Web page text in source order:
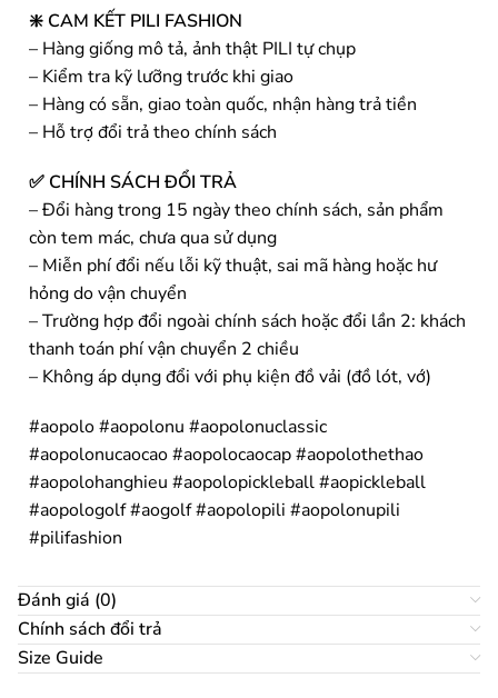
❇️ CAM KẾT PILI FASHION
– Hàng giống mô tả, ảnh thật PILI tự chụp
– Kiểm tra kỹ lưỡng trước khi giao
– Hàng có sẵn, giao toàn quốc, nhận hàng trả tiền
– Hỗ trợ đổi trả theo chính sách
✅ CHÍNH SÁCH ĐỔI TRẢ
– Đổi hàng trong 15 ngày theo chính sách, sản phẩm
còn tem mác, chưa qua sử dụng
– Miễn phí đổi nếu lỗi kỹ thuật, sai mã hàng hoặc hư
hỏng do vận chuyển
– Trường hợp đổi ngoài chính sách hoặc đổi lần 2: khách
thanh toán phí vận chuyển 2 chiều
– Không áp dụng đổi với phụ kiện đồ vải (đồ lót, vớ)
#aopolo #aopolonu #aopolonuclassic
#aopolonucaocao #aopolocaocap #aopolothethao
#aopolohanghieu #aopolopickleball #aopickleball
#aopologolf #aogolf #aopolopili #aopolonupili
#pilifashion
Đánh giá (0)
Chính sách đổi trả
Size Guide